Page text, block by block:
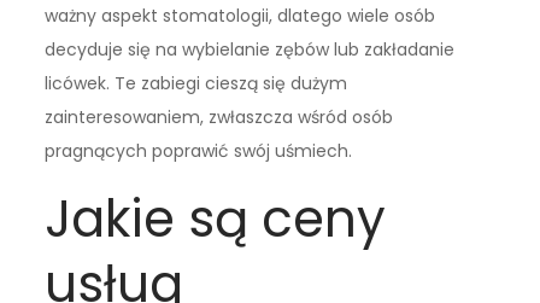
ważny aspekt stomatologii, dlatego wiele osób
decyduje się na wybielanie zębów lub zakładanie
licówek. Te zabiegi cieszą się dużym
zainteresowaniem, zwłaszcza wśród osób
pragnących poprawić swój uśmiech.
Jakie są ceny
usług